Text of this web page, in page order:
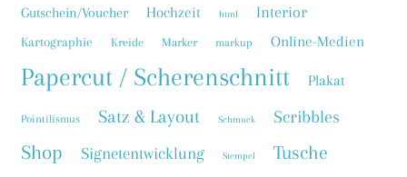
Gutschein/Voucher Hochzeit html Interior
Kartographie Kreide Marker markup Online-Medien
Papercut / Scherenschnitt Plakat
Pointilismus Satz & Layout Schmuck Scribbles
Shop Signetentwicklung Stempel Tusche